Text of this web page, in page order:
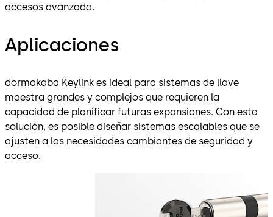
accesos avanzada.
Aplicaciones
dormakaba Keylink es ideal para sistemas de llave
maestra grandes y complejos que requieren la
capacidad de planificar futuras expansiones. Con esta
solución, es posible diseñar sistemas escalables que se
ajusten a las necesidades cambiantes de seguridad y
acceso.